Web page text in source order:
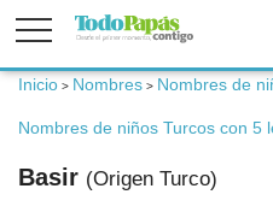
Fertilidad
Embarazo
Inicio > Nombres > Nombres de
Nombres de niños Turcos con 5
Basir (Origen Turco)